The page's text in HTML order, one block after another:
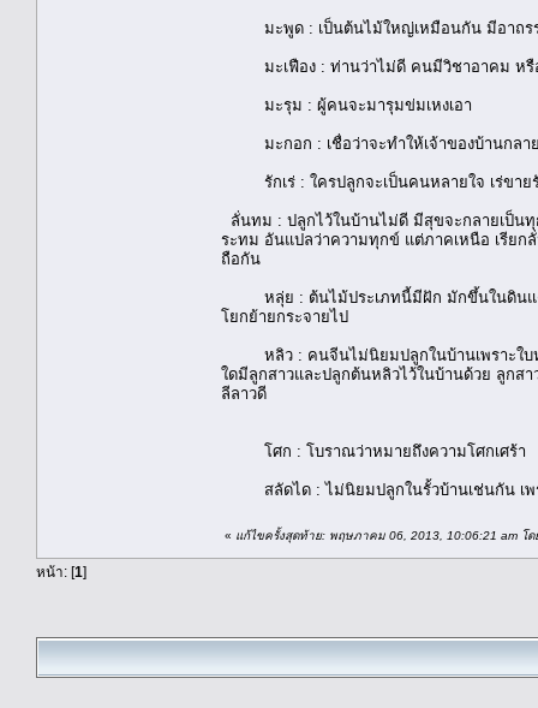
มะพูด : เป็นต้นไม้ใหญ่เหมือนกัน มีอาถรร
มะเฟือง : ท่านว่าไม่ดี คนมีวิชาอาคม หรือ
มะรุม : ผู้คนจะมารุมข่มเหงเอา
มะกอก : เชื่อว่าจะทำให้เจ้าของบ้านกลาย
รักเร่ : ใครปลูกจะเป็นคนหลายใจ เร่ขาย
ลั่นทม : ปลูกไว้ในบ้านไม่ดี มีสุขจะกลายเป็น
ระทม อันแปลว่าความทุกข์ แต่ภาคเหนือ เรียก
ถือกัน
หลุ่ย : ต้นไม้ประเภทนี้มีฝัก มักขึ้นในดินแดน
โยกย้ายกระจายไป
หลิว : คนจีนไม่นิยมปลูกในบ้านเพราะใบหลิ
ใดมีลูกสาวและปลูกต้นหลิวไว้ในบ้านด้วย ลูกส
ลีลาวดี
โศก : โบราณว่าหมายถึงความโศกเศร้า
สลัดได : ไม่นิยมปลูกในรั้วบ้านเช่นกัน เพร
« แก้ไขครั้งสุดท้าย: พฤษภาคม 06, 2013, 10:06:21 am โด
หน้า: [1]